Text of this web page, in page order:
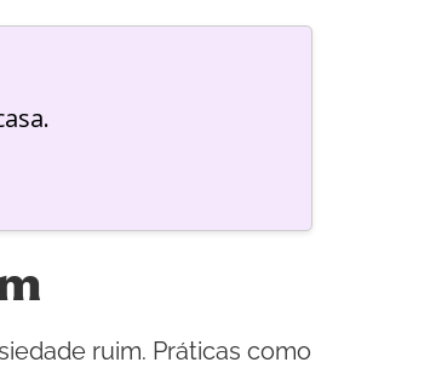
ruim. Práticas como